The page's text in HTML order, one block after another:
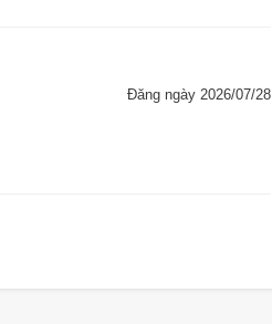
Đăng ngày 2026/07/28